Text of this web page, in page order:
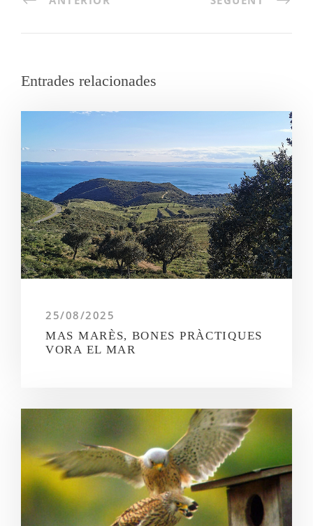
Entrades relacionades
25/08/2025
MAS MARÈS, BONES PRÀCTIQUES
VORA EL MAR